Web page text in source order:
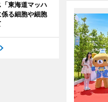
東海道マッハ
る細胞や細胞